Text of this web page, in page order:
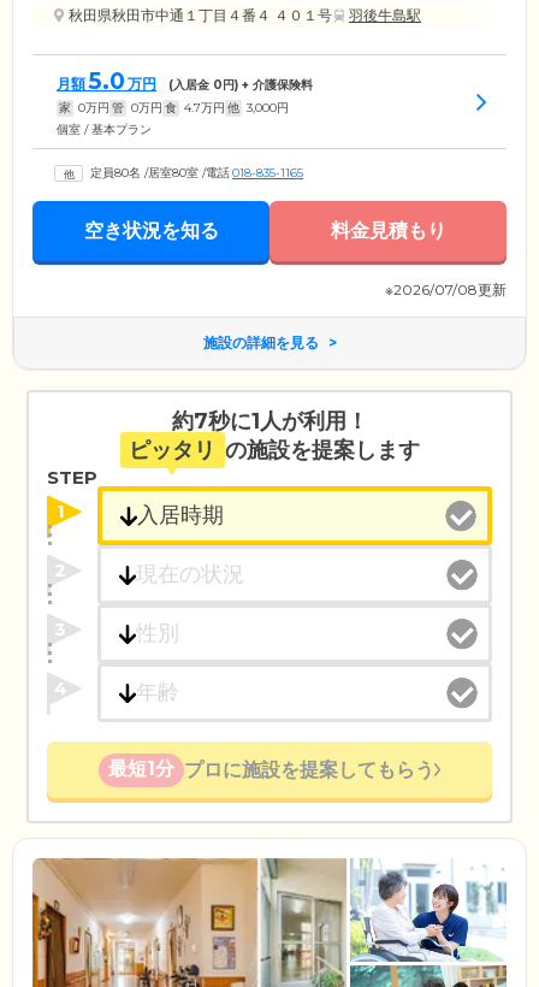
秋田県秋田市中通１丁目４番４ ４０１号
羽後牛島駅
月額5.0 万円 (入居金 0円) + 介護保険料
家 0万円 管 0万円 食 4.7万円 他 3,000円
個室 / 基本プラン
定員80名 /居室80室 /電話018-835-1165
空き状況を知る 料金見積もり
※2026/07/08更新
施設の詳細を見る
約7秒に1人が利用！
ピッタリ の施設を提案します
STEP
1
2
3
4
最短1分 プロに施設を提案してもらう